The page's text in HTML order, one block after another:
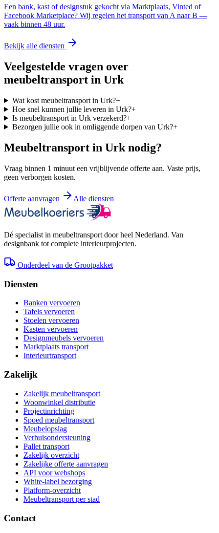
Een bank, kast of designstuk gekocht via Marktplaats, Vinted of
Facebook Marketplace? Wij regelen het transport van A naar B —
vaak binnen 48 uur.
Bekijk alle diensten
Veelgestelde vragen over
meubeltransport in Urk
Wat kost meubeltransport in Urk?+
Hoe snel kunnen jullie leveren in Urk?+
Is meubeltransport in Urk verzekerd?+
Bezorgen jullie ook in omliggende dorpen van Urk?+
Meubeltransport in Urk nodig?
Vraag binnen 1 minuut een vrijblijvende offerte aan. Vaste prijs,
geen verborgen kosten.
Offerte aanvragen Alle diensten
Dé specialist in meubeltransport door heel Nederland. Van
designbank tot complete interieurprojecten.
Onderdeel van de Grootpakket
Diensten
Banken vervoeren
Tafels vervoeren
Stoelen vervoeren
Kasten vervoeren
Designmeubels vervoeren
Marktplaats transport
Interieurtransport
Zakelijk
Zakelijk meubeltransport
Woonwinkel distributie
Projectinrichting
Spoed meubeltransport
Meubelopslag
Verhuisondersteuning
Pallet transport
Zakelijk overzicht
Zakelijke offerte aanvragen
API voor webshops
White-label bezorging
Platform-overzicht
Meubeltransport per stad
Contact